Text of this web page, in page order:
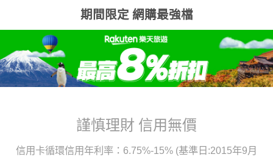
期間限定 網購最強檔
謹慎理財 信用無價
信用卡循環信用年利率：6.75%-15% (基準日:2015年9月